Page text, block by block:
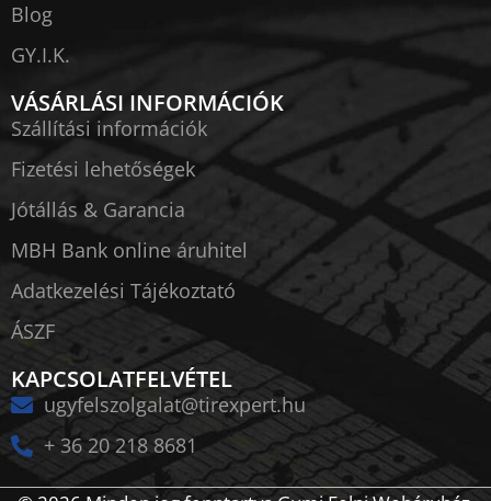
Blog
GY.I.K.
VÁSÁRLÁSI INFORMÁCIÓK
Szállítási információk
Fizetési lehetőségek
Jótállás & Garancia
MBH Bank online áruhitel
Adatkezelési Tájékoztató
ÁSZF
KAPCSOLATFELVÉTEL
ugyfelszolgalat@tirexpert.hu
+ 36 20 218 8681